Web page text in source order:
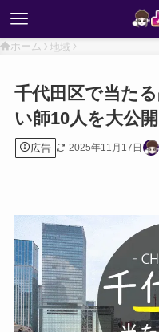
ホーム 地域
千代田区で当た
い師10人を大公開
広告 2025年11月17日